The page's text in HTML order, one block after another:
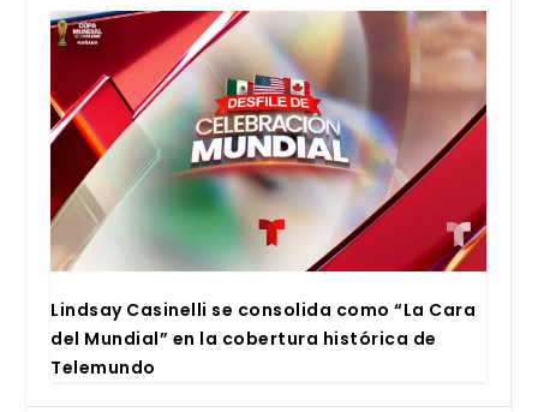
Lind­say Casi­ne­lli se con­so­li­da como “La Cara
del Mun­dial” en la cober­tu­ra his­tó­ri­ca de
Tele­mun­do